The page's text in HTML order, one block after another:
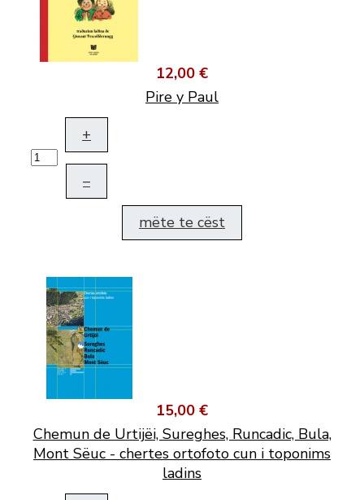
12,00 €
Pire y Paul
+
–
mëte te cëst
15,00 €
Chemun de Urtijëi, Sureghes, Runcadic, Bula,
Mont Sëuc - chertes ortofoto cun i toponims
ladins